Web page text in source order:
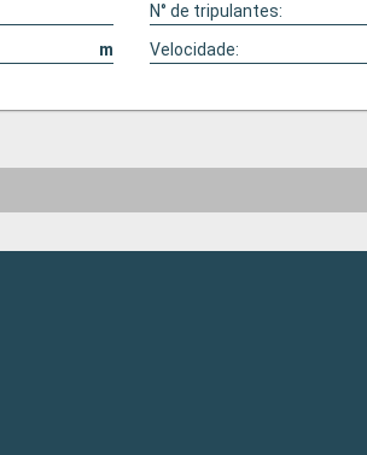
N° de tripulantes:
m Velocidade: